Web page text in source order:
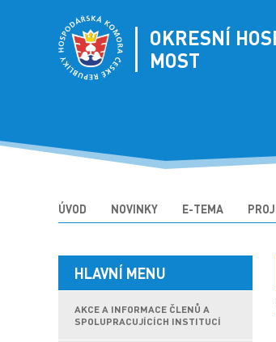
OKRESNÍ
MOST
ÚVOD NOVINKY E-TEMA
HLAVNÍ MENU
AKCE A INFORMACE ČLENŮ A
SPOLUPRACUJÍCÍCH INSTITUCÍ